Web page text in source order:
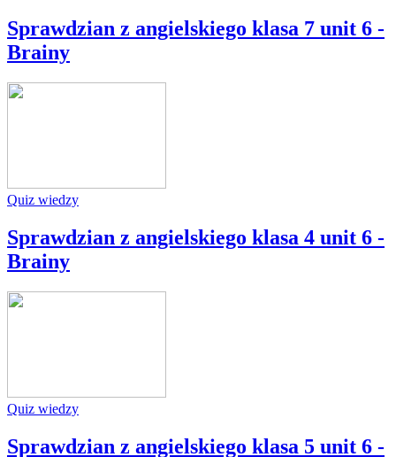
Sprawdzian z angielskiego klasa 7 unit 6 -
Brainy
Quiz wiedzy
Sprawdzian z angielskiego klasa 4 unit 6 -
Brainy
Quiz wiedzy
Sprawdzian z angielskiego klasa 5 unit 6 -